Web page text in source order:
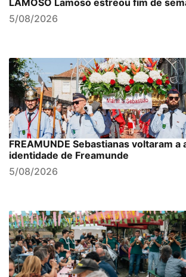
5/08/2026
FREAMUNDE Sebastianas voltaram a
identidade de Freamunde
5/08/2026